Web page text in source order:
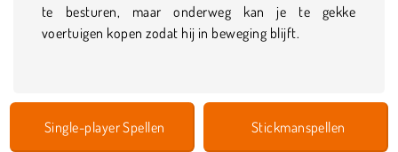
te besturen, maar onderweg kan je te gekke
voertuigen kopen zodat hij in beweging blijft.
Single-player Spellen Stickmanspellen